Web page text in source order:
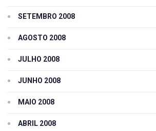
SETEMBRO 2008
AGOSTO 2008
JULHO 2008
JUNHO 2008
MAIO 2008
ABRIL 2008